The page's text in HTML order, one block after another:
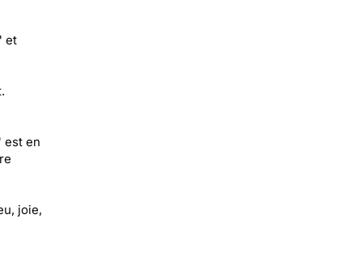
et
est en
joie,